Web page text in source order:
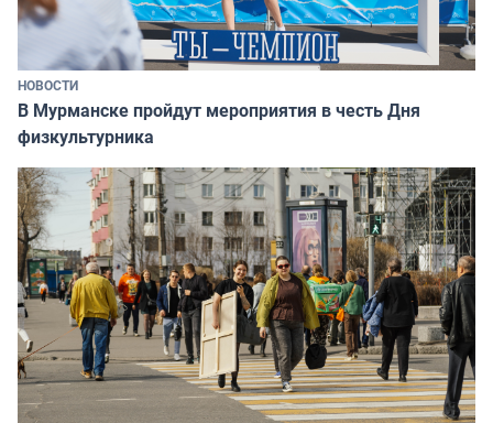
НОВОСТИ
В Мурманске пройдут мероприятия в честь Дня
физкультурника